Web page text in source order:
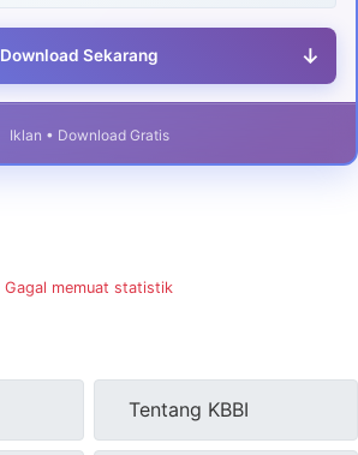
Download Sekarang ↓
Iklan • Download Gratis
Gagal memuat statistik
Tentang KBBI